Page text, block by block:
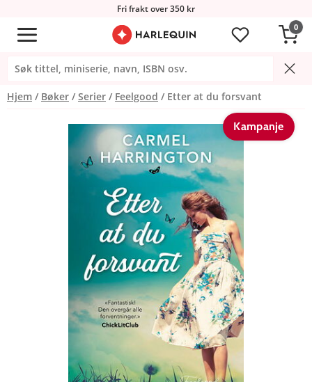
Fri frakt over 350 kr
0
Hjem Bøker Serier Feelgood Etter at du forsvant
Kampanje